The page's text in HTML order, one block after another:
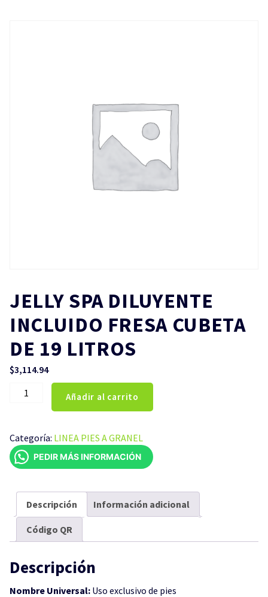
JELLY SPA DILUYENTE
INCLUIDO FRESA CUBETA
DE 19 LITROS
$3,114.94
JELLY
INCLUIDO
FRESA
CUBETA
19
LITROS
cantidad
Añadir al carrito
Categoría: LINEA PIES A GRANEL
PEDIR MÁS INFORMACIÓN
Descripción Información adicional
Código QR
Descripción
Nombre Universal: Uso exclusivo de pies